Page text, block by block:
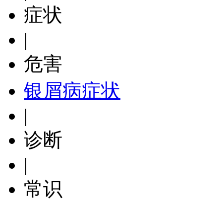
症状
|
危害
银屑病症状
|
诊断
|
常识